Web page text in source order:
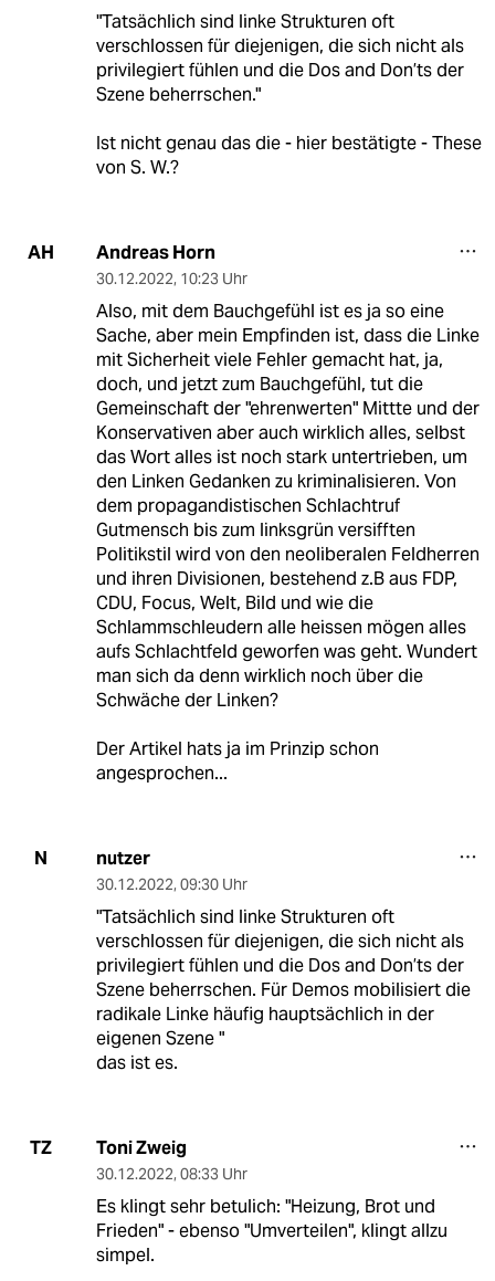
"Tatsächlich sind linke Strukturen oft
verschlossen für diejenigen, die sich nicht als
privilegiert fühlen und die Dos and Don’ts der
Szene beherrschen."
Ist nicht genau das die - hier bestätigte - These
von S. W.?
AH Andreas Horn
30.12.2022, 10:23 Uhr
Also, mit dem Bauchgefühl ist es ja so eine
Sache, aber mein Empfinden ist, dass die Linke
mit Sicherheit viele Fehler gemacht hat, ja,
doch, und jetzt zum Bauchgefühl, tut die
Gemeinschaft der "ehrenwerten" Mittte und der
Konservativen aber auch wirklich alles, selbst
das Wort alles ist noch stark untertrieben, um
den Linken Gedanken zu kriminalisieren. Von
dem propagandistischen Schlachtruf
Gutmensch bis zum linksgrün versifften
Politikstil wird von den neoliberalen Feldherren
und ihren Divisionen, bestehend z.B aus FDP,
CDU, Focus, Welt, Bild und wie die
Schlammschleudern alle heissen mögen alles
aufs Schlachtfeld geworfen was geht. Wundert
man sich da denn wirklich noch über die
Schwäche der Linken?
Der Artikel hats ja im Prinzip schon
angesprochen...
N nutzer
30.12.2022, 09:30 Uhr
"Tatsächlich sind linke Strukturen oft
verschlossen für diejenigen, die sich nicht als
privilegiert fühlen und die Dos and Don’ts der
Szene beherrschen. Für Demos mobilisiert die
radikale Linke häufig hauptsächlich in der
eigenen Szene "
das ist es.
TZ Toni Zweig
30.12.2022, 08:33 Uhr
Es klingt sehr betulich: "Heizung, Brot und
Frieden" - ebenso "Umverteilen", klingt allzu
simpel.